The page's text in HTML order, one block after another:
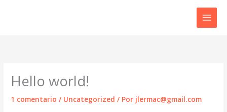
Hello world!
1 comentario / Uncategorized / Por jlermac@gmail.com